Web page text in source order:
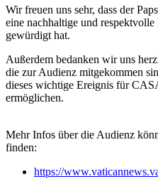
Wir freuen uns sehr, dass der
eine nachhaltige und
gewürdigt hat.
Außerdem bedanken wir uns
die zur Audienz mitgekommen
dieses wichtige Ereignis für
ermöglichen.
Mehr Infos über die Audienz
finden:
https://